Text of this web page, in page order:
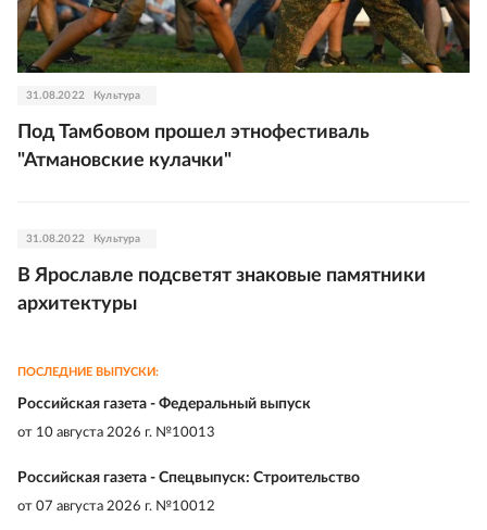
31.08.2022 Культура
Под Тамбовом прошел этнофестиваль
"Атмановские кулачки"
31.08.2022 Культура
В Ярославле подсветят знаковые памятники
архитектуры
ПОСЛЕДНИЕ ВЫПУСКИ:
Российская газета - Федеральный выпуск
от 10 августа 2026 г. №10013
Российская газета - Спецвыпуск: Строительство
от 07 августа 2026 г. №10012